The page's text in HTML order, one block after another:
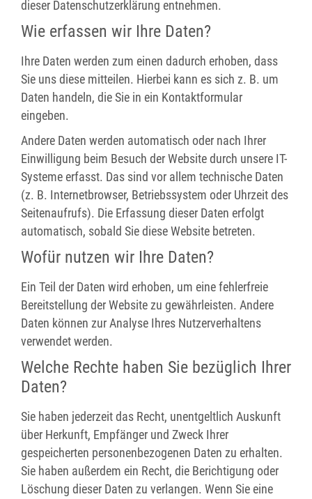
dieser Datenschutzerklärung entnehmen.
Wie erfassen wir Ihre Daten?
Ihre Daten werden zum einen dadurch erhoben, dass
Sie uns diese mitteilen. Hierbei kann es sich z. B. um
Daten handeln, die Sie in ein Kontaktformular
eingeben.
Andere Daten werden automatisch oder nach Ihrer
Einwilligung beim Besuch der Website durch unsere IT-
Systeme erfasst. Das sind vor allem technische Daten
(z. B. Internetbrowser, Betriebssystem oder Uhrzeit des
Seitenaufrufs). Die Erfassung dieser Daten erfolgt
automatisch, sobald Sie diese Website betreten.
Wofür nutzen wir Ihre Daten?
Ein Teil der Daten wird erhoben, um eine fehlerfreie
Bereitstellung der Website zu gewährleisten. Andere
Daten können zur Analyse Ihres Nutzerverhaltens
verwendet werden.
Welche Rechte haben Sie bezüglich Ihrer
Daten?
Sie haben jederzeit das Recht, unentgeltlich Auskunft
über Herkunft, Empfänger und Zweck Ihrer
gespeicherten personenbezogenen Daten zu erhalten.
Sie haben außerdem ein Recht, die Berichtigung oder
Löschung dieser Daten zu verlangen. Wenn Sie eine